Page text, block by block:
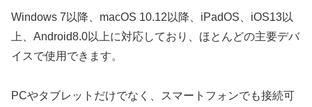
Windows 7以降、macOS 10.12以降、iPadOS、iOS13以
上、Android8.0以上に対応しており、ほとんどの主要デバ
イスで使用できます。
PCやタブレットだけでなく、スマートフォンでも接続可